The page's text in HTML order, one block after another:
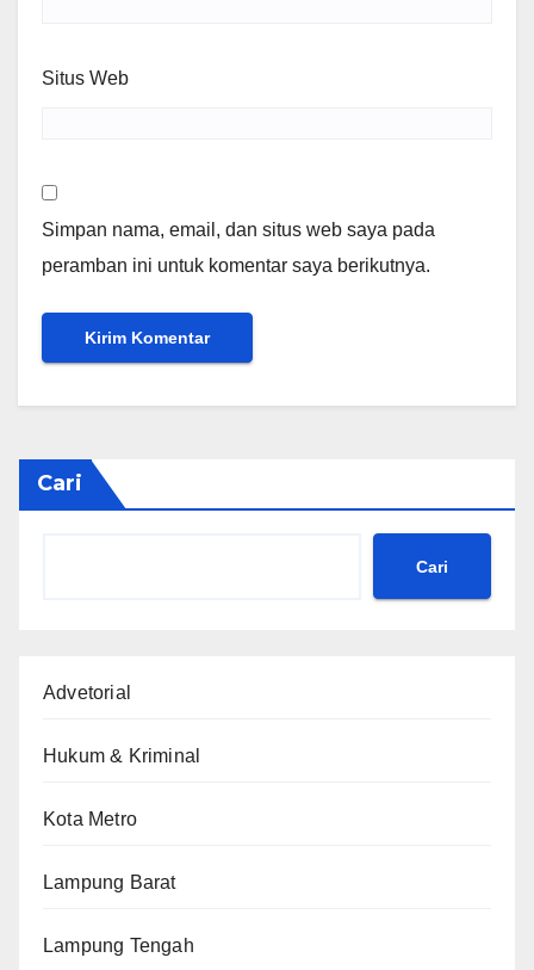
Situs Web
Simpan nama, email, dan situs web saya pada
peramban ini untuk komentar saya berikutnya.
Cari
Cari
Advetorial
Hukum & Kriminal
Kota Metro
Lampung Barat
Lampung Tengah